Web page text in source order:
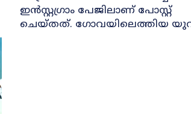
ഇന്‍സ്റ്റഗ്രാം പേജിലാണ് പോസ്റ്റ്
ചെയ്തത്. ഗോവയിലെത്തിയ